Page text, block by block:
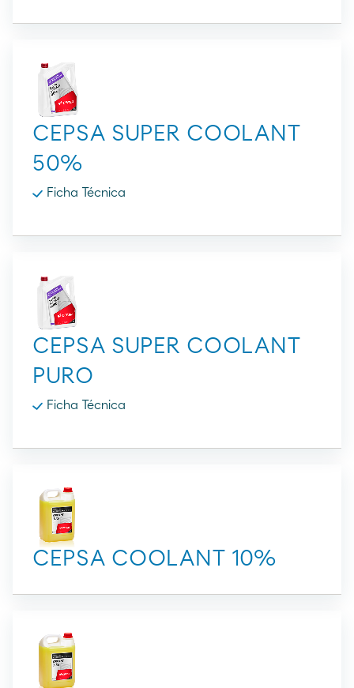
CEPSA SUPER COOLANT
50%
Ficha Técnica
CEPSA SUPER COOLANT
PURO
Ficha Técnica
CEPSA COOLANT 10%